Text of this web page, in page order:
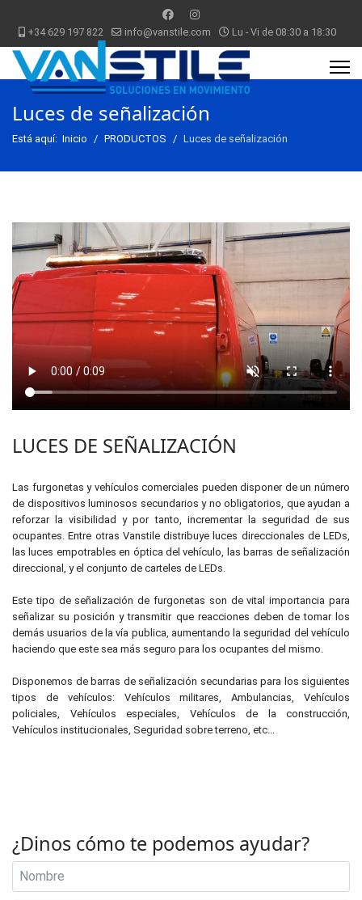
+34 629 197 822 info@vanstile.com Lu - Vi de 08:30 a 18:30
Luces de señalización
Está aquí: Inicio PRODUCTOS Luces de señalización
LUCES DE SEÑALIZACIÓN
Las furgonetas y vehículos comerciales pueden disponer de un número
de dispositivos luminosos secundarios y no obligatorios, que ayudan a
reforzar la visibilidad y por tanto, incrementar la seguridad de sus
ocupantes. Entre otras Vanstile distribuye luces direccionales de LEDs,
las luces empotrables en óptica del vehículo, las barras de señalización
direccional, y el conjunto de carteles de LEDs.
Este tipo de señalización de furgonetas son de vital importancia para
señalizar su posición y transmitir que reacciones deben de tomar los
demás usuarios de la vía publica, aumentando la seguridad del vehículo
haciendo que este sea más seguro para los ocupantes del mismo.
Disponemos de barras de señalización secundarias para los siguientes
tipos de vehículos: Vehículos militares, Ambulancias, Vehículos
policiales, Vehículos especiales, Vehículos de la construcción,
Vehículos institucionales, Seguridad sobre terreno, etc...
¿Dinos cómo te podemos ayudar?